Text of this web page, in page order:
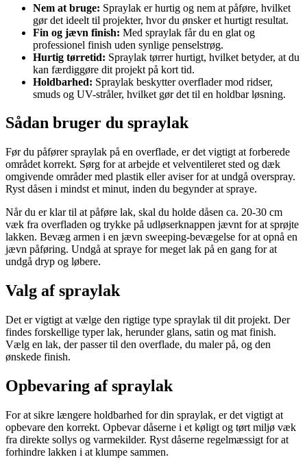
Nem at bruge: Spraylak er hurtig og nem at påføre, hvilket
gør det ideelt til projekter, hvor du ønsker et hurtigt resultat.
Fin og jævn finish: Med spraylak får du en glat og
professionel finish uden synlige penselstrøg.
Hurtig tørretid: Spraylak tørrer hurtigt, hvilket betyder, at du
kan færdiggøre dit projekt på kort tid.
Holdbarhed: Spraylak beskytter overflader mod ridser,
smuds og UV-stråler, hvilket gør det til en holdbar løsning.
Sådan bruger du spraylak
Før du påfører spraylak på en overflade, er det vigtigt at forberede
området korrekt. Sørg for at arbejde et velventileret sted og dæk
omgivende områder med plastik eller aviser for at undgå overspray.
Ryst dåsen i mindst et minut, inden du begynder at spraye.
Når du er klar til at påføre lak, skal du holde dåsen ca. 20-30 cm
væk fra overfladen og trykke på udløserknappen jævnt for at sprøjte
lakken. Bevæg armen i en jævn sweeping-bevægelse for at opnå en
jævn påføring. Undgå at spraye for meget lak på en gang for at
undgå dryp og løbere.
Valg af spraylak
Det er vigtigt at vælge den rigtige type spraylak til dit projekt. Der
findes forskellige typer lak, herunder glans, satin og mat finish.
Vælg en lak, der passer til den overflade, du maler på, og den
ønskede finish.
Opbevaring af spraylak
For at sikre længere holdbarhed for din spraylak, er det vigtigt at
opbevare den korrekt. Opbevar dåserne i et køligt og tørt miljø væk
fra direkte sollys og varmekilder. Ryst dåserne regelmæssigt for at
forhindre lakken i at klumpe sammen.